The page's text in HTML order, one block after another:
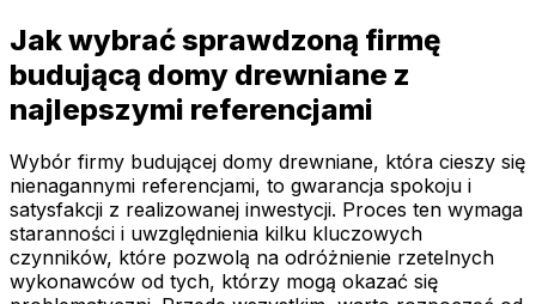
Jak wybrać sprawdzoną firmę
budującą domy drewniane z
najlepszymi referencjami
Wybór firmy budującej domy drewniane, która cieszy się
nienagannymi referencjami, to gwarancja spokoju i
satysfakcji z realizowanej inwestycji. Proces ten wymaga
staranności i uwzględnienia kilku kluczowych
czynników, które pozwolą na odróżnienie rzetelnych
wykonawców od tych, którzy mogą okazać się